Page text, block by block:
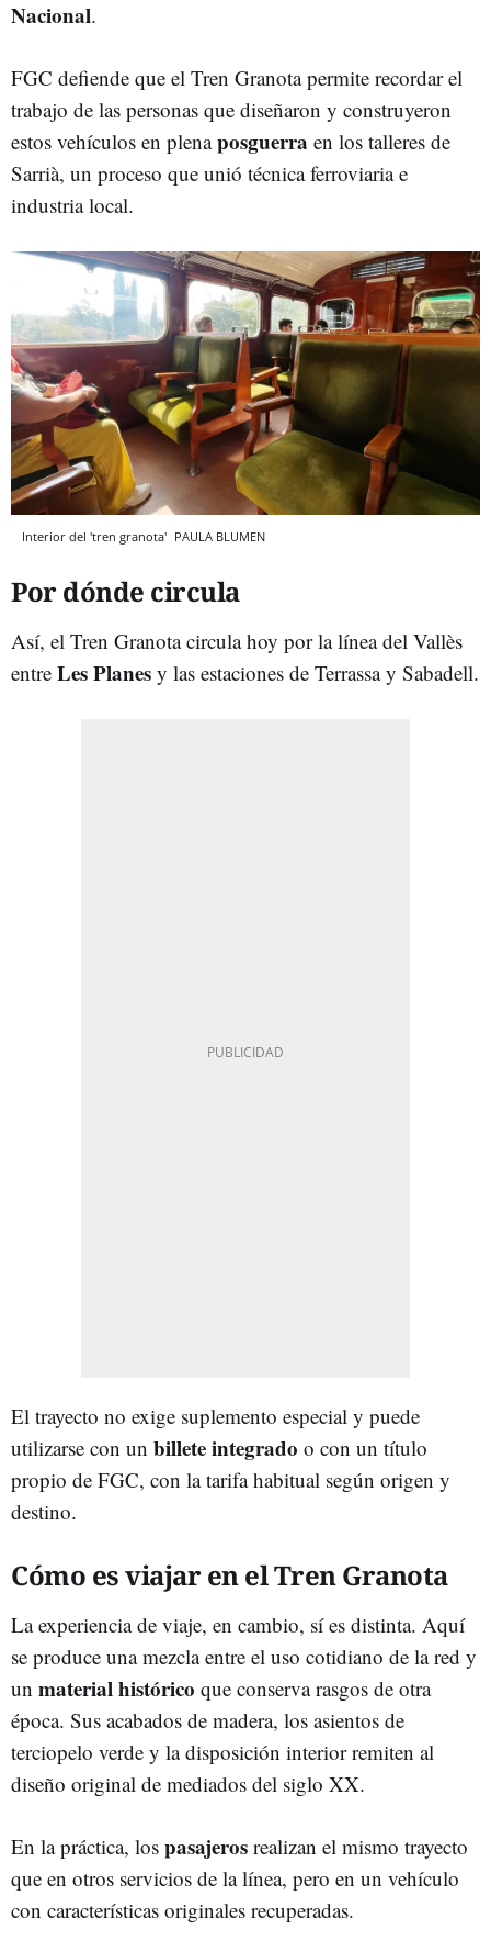
Nacional.
FGC defiende que el Tren Granota permite recordar el
trabajo de las personas que diseñaron y construyeron
estos vehículos en plenaposguerra en los talleres de
Sarrià, un proceso que unió técnica ferroviaria e
industria local.
Interior del 'tren granota' PAULA BLUMEN
Por dónde circula
Así, el Tren Granota circula hoy por la línea del Vallès
entre Les Planes y las estaciones de Terrassa y Sabadell.
El trayecto no exige suplemento especial y puede
utilizarse con un billete integrado o con un título
propio de FGC, con la tarifa habitual según origen y
destino.
Cómo es viajar en el Tren Granota
La experiencia de viaje, en cambio, sí es distinta. Aquí
se produce una mezcla entre el uso cotidiano de la red y
un material histórico que conserva rasgos de otra
época. Sus acabados de madera, los asientos de
terciopelo verde y la disposición interior remiten al
diseño original de mediados del siglo XX.
En la práctica, los pasajeros realizan el mismo trayecto
que en otros servicios de la línea, pero en un vehículo
con características originales recuperadas.